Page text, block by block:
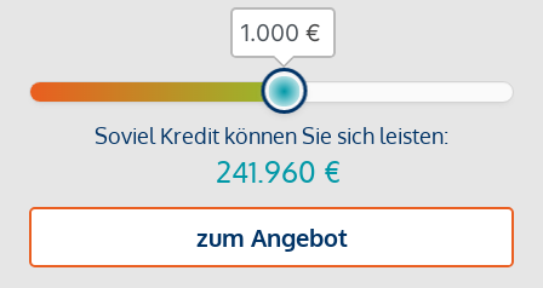
Soviel Kredit können Sie sich leisten:
241.960 €
zum Angebot
€